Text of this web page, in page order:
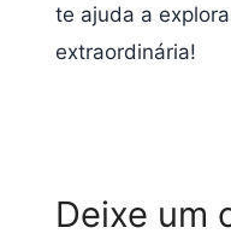
te ajuda a
extraordinária!
Deixe um